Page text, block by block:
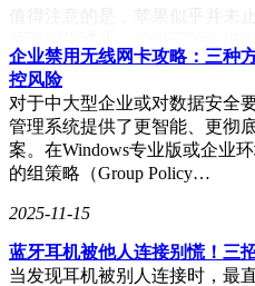
入门级头显设备。与Vision Pro
上减轻40%以上，并显著降低
了A系列芯片组（与即将发布
传感器数量、以及采用塑料和
这一消息与知名科技记者Mark
载A系列芯片的平价版本。随
不会配备EyeSight透镜显示屏
向周围人群展示用户虚拟眼睛
企业禁用无线网卡攻略：三种
控风险
对于中大型企业或对数据安全
管理系统提供了更智能、更彻
案。在Windows专业版或企业
的组策略（Group Policy…
2025-11-15
蓝牙耳机被他人连接别慌！三
当发现耳机被别人连接时，最